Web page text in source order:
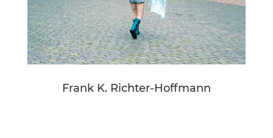
Frank K. Richter-Hoffmann